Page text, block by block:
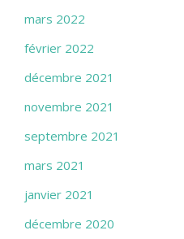
mars 2022
février 2022
décembre 2021
novembre 2021
septembre 2021
mars 2021
janvier 2021
décembre 2020